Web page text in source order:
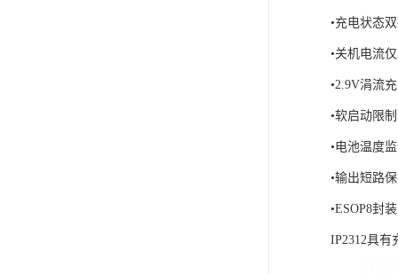
•充电状态
•关机电流
•2.9V涓流
•软启动限
•电池温度
•输出短路
•ESOP8封装
IP2312具有